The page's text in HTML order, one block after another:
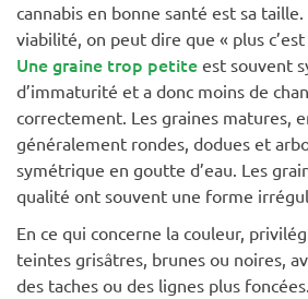
cannabis en bonne santé est sa
viabilité, on peut dire que « plus c’est
Une graine trop petite est souvent
d’immaturité et a donc moins de
correctement. Les graines matures,
généralement rondes, dodues et
symétrique en goutte d’eau. Les
qualité ont souvent une forme
En ce qui concerne la couleur,
teintes grisâtres, brunes ou noires,
des taches ou des lignes plus